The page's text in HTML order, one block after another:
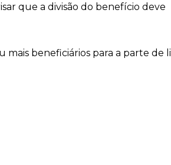
que a divisão do benefício deve
mais beneficiários para a parte de